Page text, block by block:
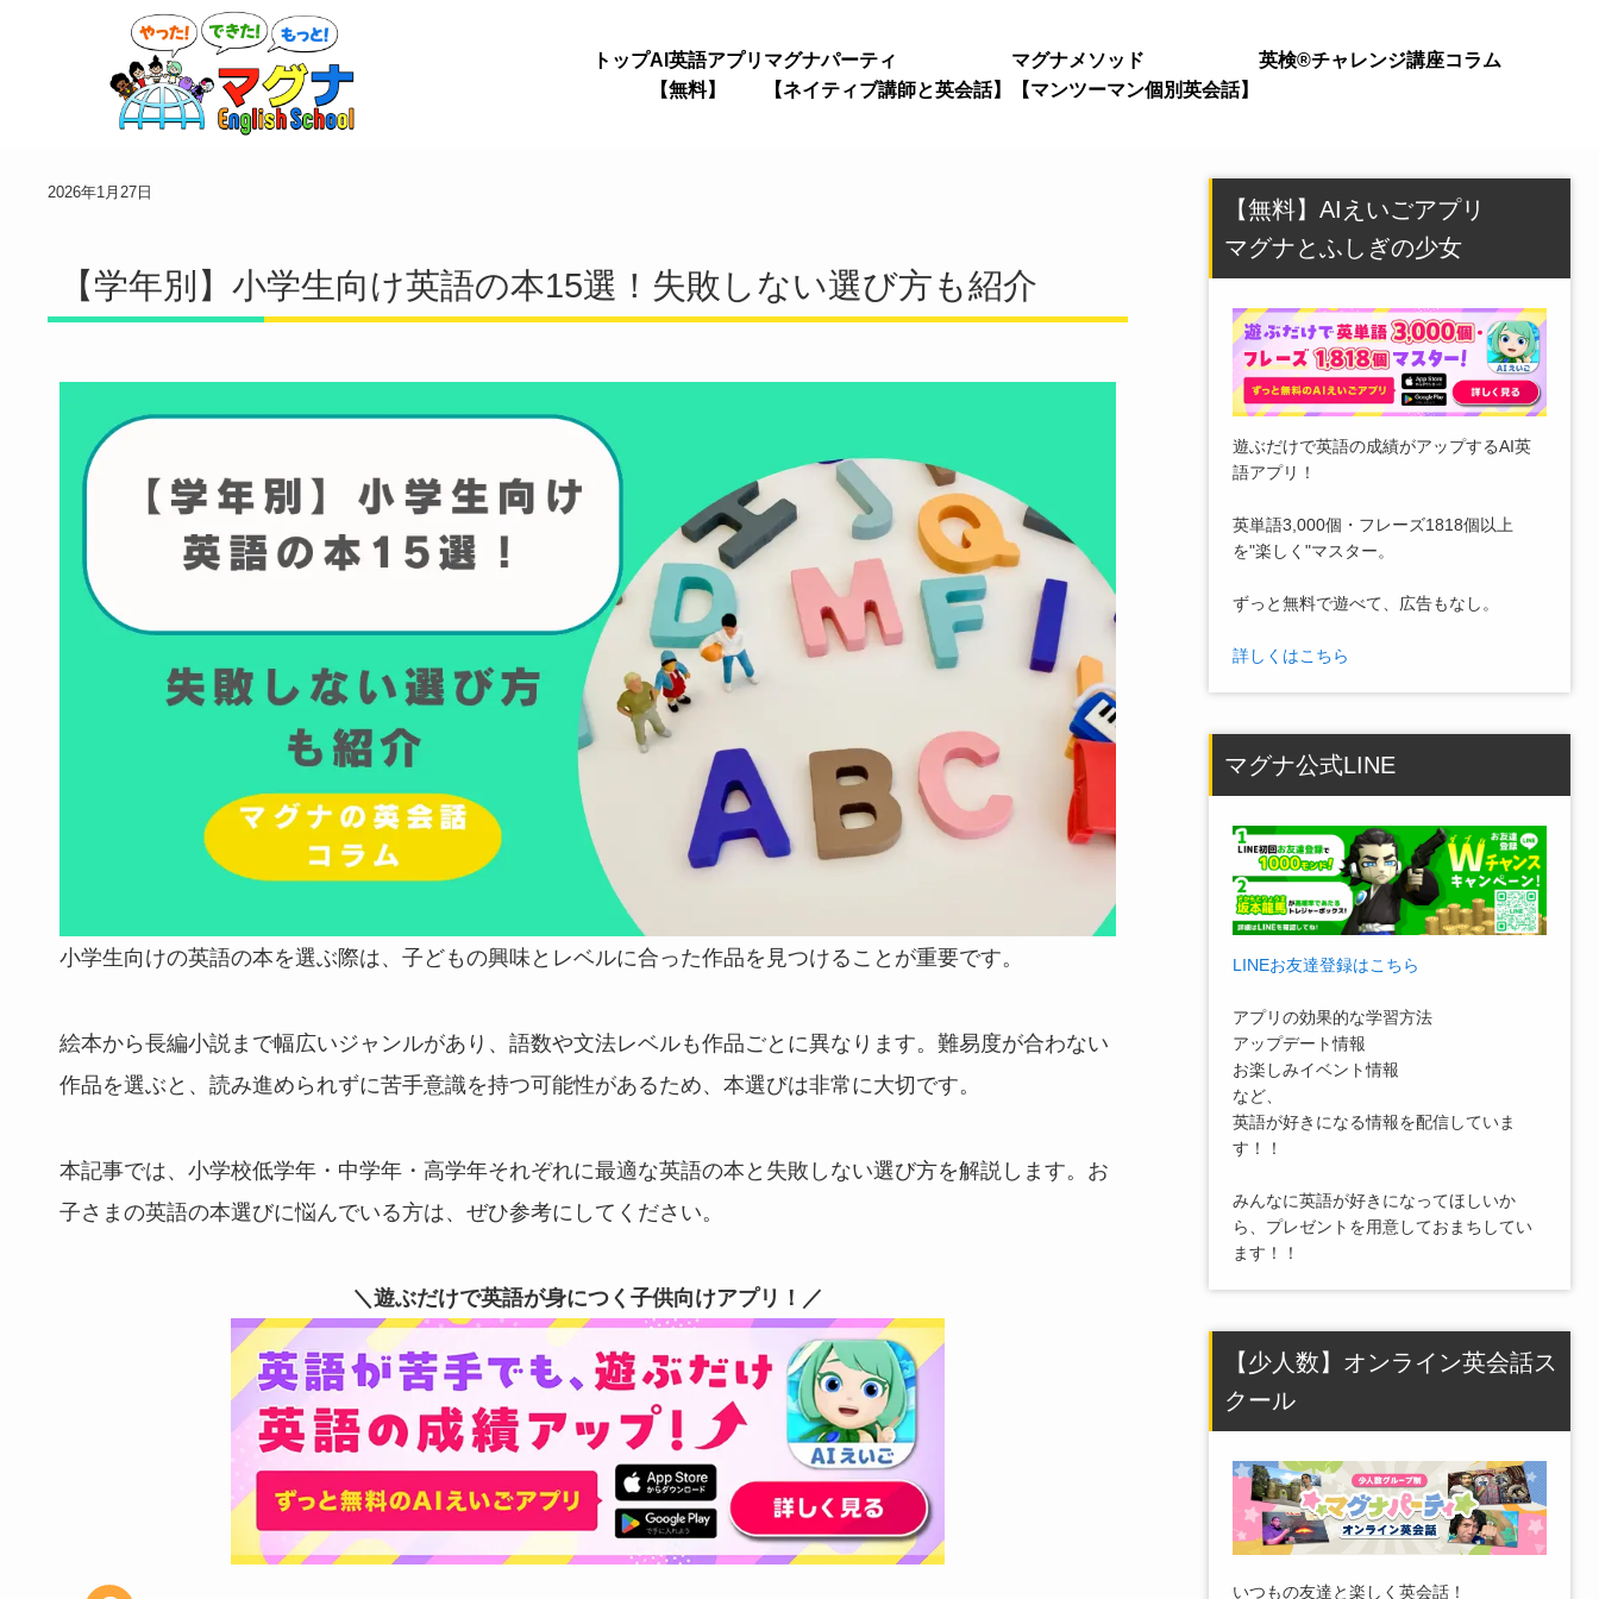
トップAI英語アプリ
【無料】
マグナパーティ
【ネイティブ講師と英会話】
マグナメソッド
【マンツーマン個別英会話】
英検®チャレンジ講座コラム
2026年1月27日
【学年別】小学生向け英語の本15選！失敗しない選び方も紹介
小学生向けの英語の本を選ぶ際は、子どもの興味とレベルに合った作品を見つけることが重要です。
絵本から長編小説まで幅広いジャンルがあり、語数や文法レベルも作品ごとに異なります。難易度が合わない
作品を選ぶと、読み進められずに苦手意識を持つ可能性があるため、本選びは非常に大切です。
本記事では、小学校低学年・中学年・高学年それぞれに最適な英語の本と失敗しない選び方を解説します。お
子さまの英語の本選びに悩んでいる方は、ぜひ参考にしてください。
＼遊ぶだけで英語が身につく子供向けアプリ！／
【無料】AIえいごアプリ
マグナとふしぎの少女
遊ぶだけで英語の成績がアップするAI英
語アプリ！
英単語3,000個・フレーズ1818個以上
を"楽しく"マスター。
ずっと無料で遊べて、広告もなし。
詳しくはこちら
マグナ公式LINE
LINEお友達登録はこちら
アプリの効果的な学習方法
アップデート情報
お楽しみイベント情報
など、
英語が好きになる情報を配信していま
す！！
みんなに英語が好きになってほしいか
ら、プレゼントを用意しておまちしてい
ます！！
【少人数】オンライン英会話ス
クール
いつもの友達と楽しく英会話！